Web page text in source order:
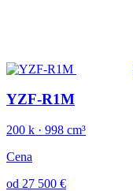
YZF-R1M
200 k · 998 cm³
Cena
od 27 500 €